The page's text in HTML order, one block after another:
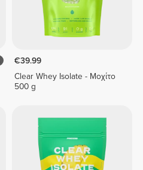
€39.99
Clear Whey Isolate - Μοχίτο
500 g